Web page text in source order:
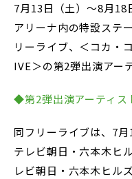
7月13日（土）～8月18
アリーナ内の特設ステ
リーライブ、＜コカ・
IVE＞の第2弾出演アー
◆第2弾出演アーティス
同フリーライブは、7
テレビ朝日・六本木ヒ
レビ朝日・六本木ヒル